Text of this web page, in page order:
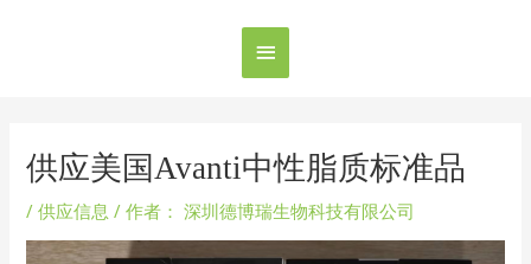
供应美国Avanti中性脂质标准品
/供应信息 / 作者： 深圳德博瑞生物科技有限公司